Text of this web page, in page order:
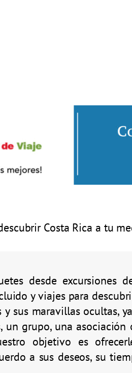
Costa Rica a tu
desde excursiones
y viajes para
sus maravillas ocultas,
un grupo, una asociación
objetivo es
a sus deseos, su